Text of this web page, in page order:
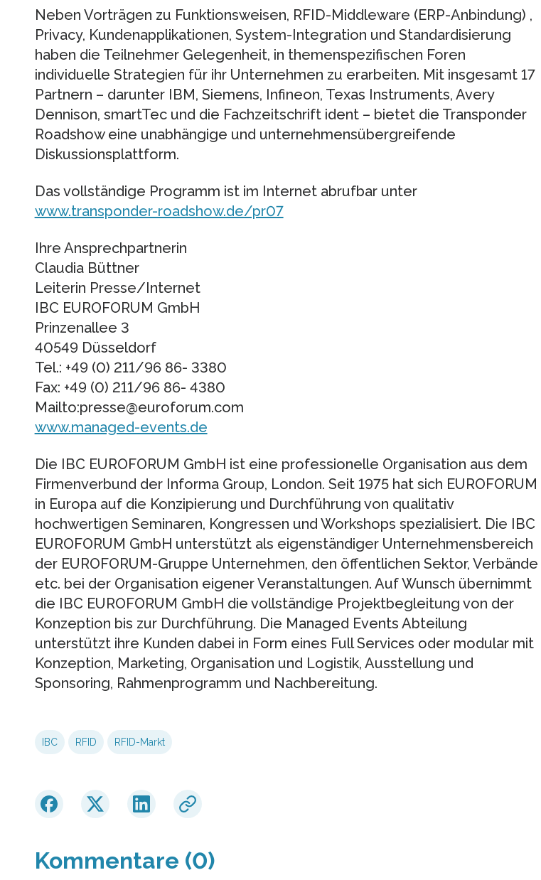
Neben Vorträgen zu Funktionsweisen, RFID-Middleware (ERP-Anbindung) ,
Privacy, Kundenapplikationen, System-Integration und Standardisierung
haben die Teilnehmer Gelegenheit, in themenspezifischen Foren
individuelle Strategien für ihr Unternehmen zu erarbeiten. Mit insgesamt 17
Partnern – darunter IBM, Siemens, Infineon, Texas Instruments, Avery
Dennison, smartTec und die Fachzeitschrift ident – bietet die Transponder
Roadshow eine unabhängige und unternehmensübergreifende
Diskussionsplattform.
Das vollständige Programm ist im Internet abrufbar unter
www.transponder-roadshow.de/pr07
Ihre Ansprechpartnerin
Claudia Büttner
Leiterin Presse/Internet
IBC EUROFORUM GmbH
Prinzenallee 3
40549 Düsseldorf
Tel.: +49 (0) 211/96 86- 3380
Fax: +49 (0) 211/96 86- 4380
Mailto:presse@euroforum.com
www.managed-events.de
Die IBC EUROFORUM GmbH ist eine professionelle Organisation aus dem
Firmenverbund der Informa Group, London. Seit 1975 hat sich EUROFORUM
in Europa auf die Konzipierung und Durchführung von qualitativ
hochwertigen Seminaren, Kongressen und Workshops spezialisiert. Die IBC
EUROFORUM GmbH unterstützt als eigenständiger Unternehmensbereich
der EUROFORUM-Gruppe Unternehmen, den öffentlichen Sektor, Verbände
etc. bei der Organisation eigener Veranstaltungen. Auf Wunsch übernimmt
die IBC EUROFORUM GmbH die vollständige Projektbegleitung von der
Konzeption bis zur Durchführung. Die Managed Events Abteilung
unterstützt ihre Kunden dabei in Form eines Full Services oder modular mit
Konzeption, Marketing, Organisation und Logistik, Ausstellung und
Sponsoring, Rahmenprogramm und Nachbereitung.
IBC RFID RFID-Markt
Kommentare (0)